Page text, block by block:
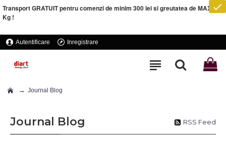
Transport GRATUIT pentru comenzi de minim 300 lei si greutatea de MAXIM 5
Kg !
Autentificare Inregistrare
Journal Blog
Journal Blog RSS Feed